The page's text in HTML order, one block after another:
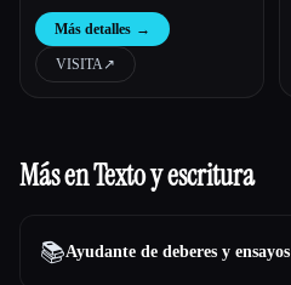
Más detalles →
VISITA↗︎
Más en Texto y escritura
📚Ayudante de deberes y ensayos